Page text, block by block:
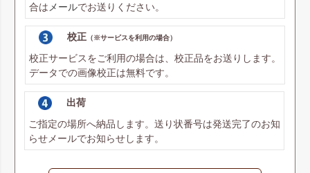
合は メールでお送りください。
校正 （※サービスを利用の場合）
校正サービスをご利用の場合は、校正品をお送りします。
データでの画像校正は無料です。
出荷
ご指定の場所へ納品します。送り状番号は発送完了のお知
らせメールでお知らせします。